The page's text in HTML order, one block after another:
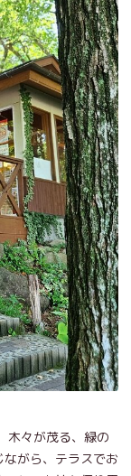
木々が茂る、緑の
がら、テラスでお